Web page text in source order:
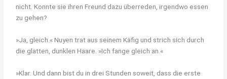
nicht. Konnte sie ihren Freund dazu überreden, irgendwo essen
zu gehen?
»Ja, gleich.« Nuyen trat aus seinem Käfig und strich sich durch
die glatten, dunklen Haare. »Ich fange gleich an.«
»Klar. Und dann bist du in drei Stunden soweit, dass die erste